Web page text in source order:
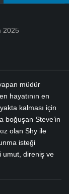
2025
müdür
hayatının en
kalması için
boğuşan Steve’in
olan Shy ile
isteği
umut, direniş ve